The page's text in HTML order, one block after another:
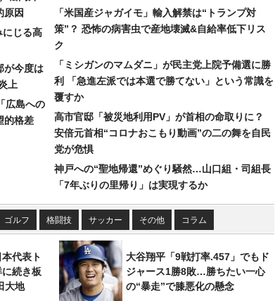
原因
にじる高
が今度は
上
広島への
的格差
「米国産ジャガイモ」輸入解禁は“トランプ対
策”？ 恐怖の病害虫で産地壊滅&自給率低下リス
ク
「ミシガンのマムダニ」が民主党上院予備選に勝
利 「急進左派では本選で勝てない」という常識を
覆すか
高市官邸「被災地利用PV」が首相の命取りに？
安倍元首相“コロナおこもり動画”の二の舞を自民
党が危惧
神戸への“聖地帰還”めぐり騒然…山口組・司組長
「7年ぶりの里帰り」は実現するか
ゴルフ 格闘技 サッカー その他 コラム
代表ト
続き板
大地
大谷翔平「9戦打率.457」でもド
ジャース1勝8敗…勝ちたい一心
の“暴走”で膝悪化の懸念